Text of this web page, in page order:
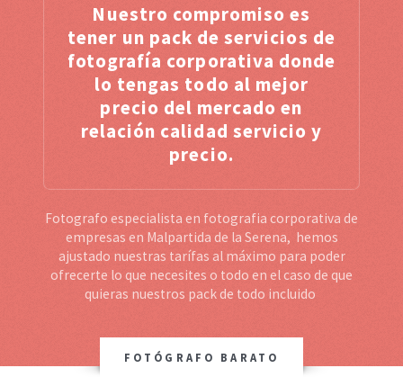
Nuestro compromiso es
tener un pack de servicios de
fotografía corporativa donde
lo tengas todo al mejor
precio del mercado en
relación calidad servicio y
precio.
Fotografo especialista en fotografia corporativa de
empresas en Malpartida de la Serena, hemos
ajustado nuestras tarífas al máximo para poder
ofrecerte lo que necesites o todo en el caso de que
quieras nuestros pack de todo incluido
FOTÓGRAFO BARATO